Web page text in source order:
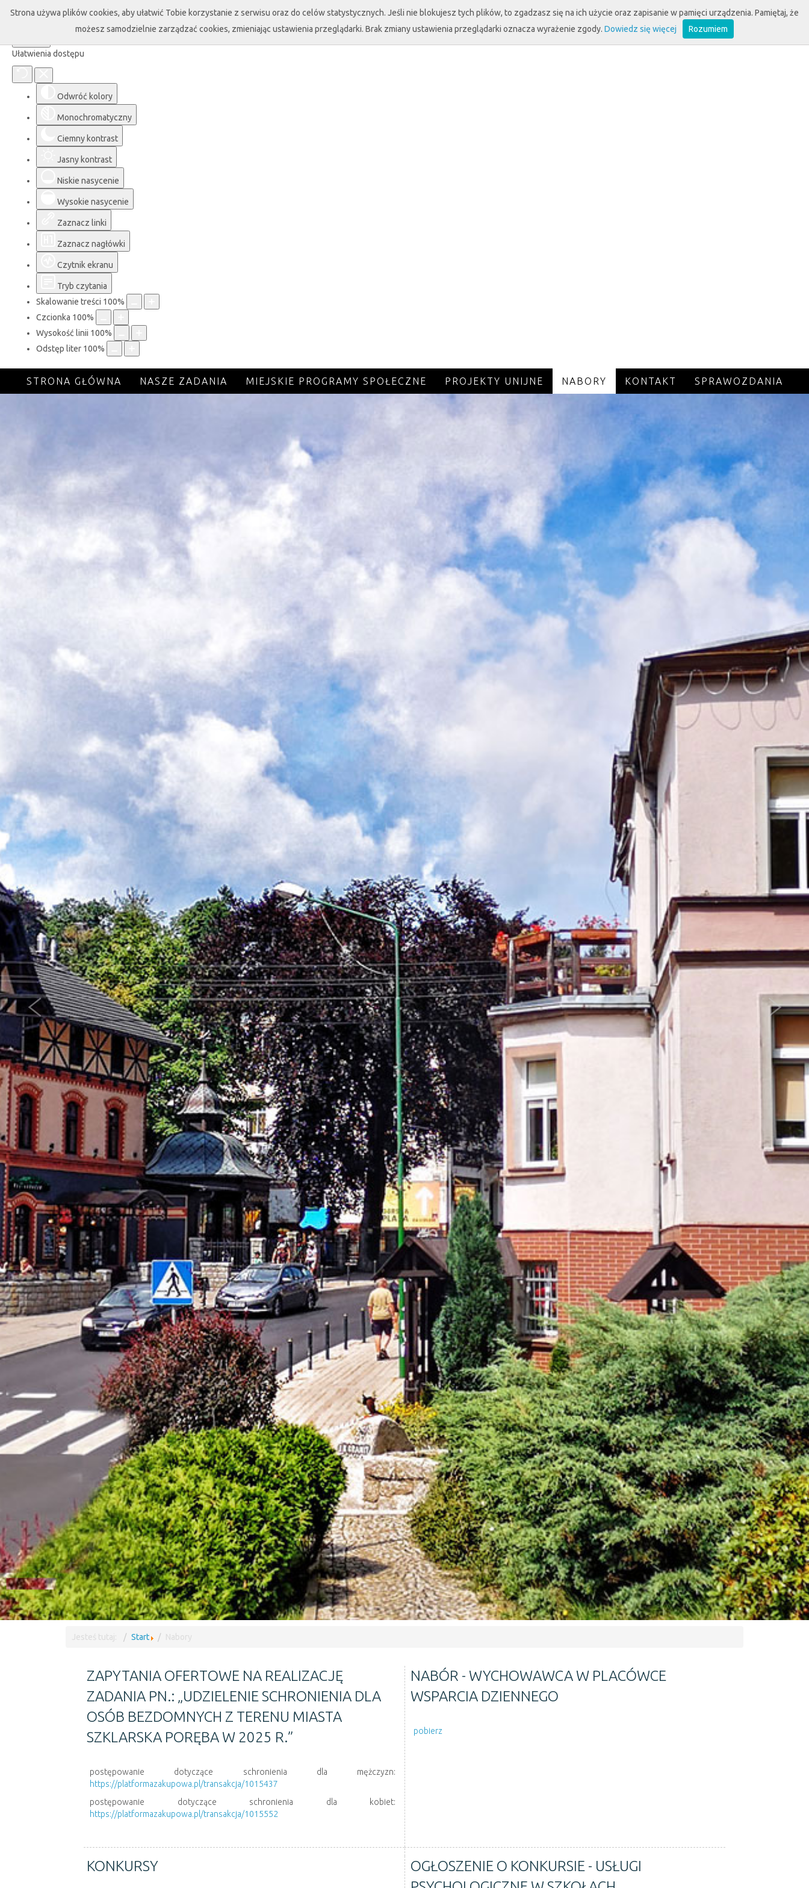
Ułatwienia dostępu
Odwróć kolory
Monochromatyczny
Ciemny kontrast
Jasny kontrast
Niskie nasycenie
Wysokie nasycenie
Zaznacz linki
Zaznacz nagłówki
Czytnik ekranu
Tryb czytania
Skalowanie treści 100%
Czcionka 100%
Wysokość linii 100%
Odstęp liter 100%
STRONA GŁÓWNA NASZE ZADANIA MIEJSKIE PROGRAMY SPOŁECZNE PROJEKTY UNIJNE NABORY KONTAKT SPRAWOZDANIA
MIEJSKI OŚRODEK
POMOCY SPOŁECZNEJ
Jesteś tutaj: Start Nabory
ZAPYTANIA OFERTOWE NA REALIZACJĘ
ZADANIA PN.: „UDZIELENIE SCHRONIENIA DLA
OSÓB BEZDOMNYCH Z TERENU MIASTA
SZKLARSKA PORĘBA W 2025 R.”
postępowanie dotyczące schronienia dla mężczyzn:
https://platformazakupowa.pl/transakcja/1015437
postępowanie dotyczące schronienia dla kobiet:
https://platformazakupowa.pl/transakcja/1015552
NABÓR - WYCHOWAWCA W PLACÓWCE
WSPARCIA DZIENNEGO
pobierz
KONKURSY
OGŁOSZENIE O KONKURSIE - USŁUGI
Strona używa plików cookies, aby ułatwić Tobie korzystanie z serwisu oraz do celów statystycznych. Jeśli nie blokujesz tych plików, to zgadzasz się na ich użycie oraz zapisanie w pamięci urządzenia. Pamiętaj, że
możesz samodzielnie zarządzać cookies, zmieniając ustawienia przeglądarki. Brak zmiany ustawienia przeglądarki oznacza wyrażenie zgody. Dowiedz się więcej Rozumiem